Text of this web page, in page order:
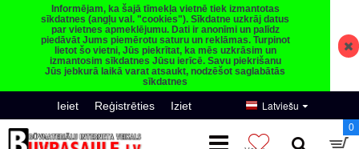
Informējam, ka šajā tīmekļa vietnē tiek izmantotas
sīkdatnes (angļu val. "cookies"). Sīkdatne uzkrāj datus
par vietnes apmeklējumu. Dati ir anonīmi un palīdz
piedāvāt Jums piemērotu saturu un reklāmas. Turpinot
lietot šo vietni, Jūs piekrītat, ka mēs uzkrāsim un
izmantosim sīkdatnes Jūsu ierīcē. Savu piekrišanu
Jūs jebkurā laikā varat atsaukt, nodzēšot saglabātās
sīkdatnes
Ieiet Reģistrēties Iziet Latviešu
0